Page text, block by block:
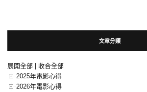
文章分類
展開全部 | 收合全部
2025年電影心得
2026年電影心得